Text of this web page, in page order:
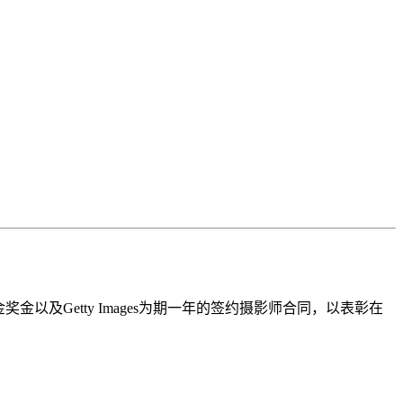
金以及Getty Images为期一年的签约摄影师合同，以表彰在